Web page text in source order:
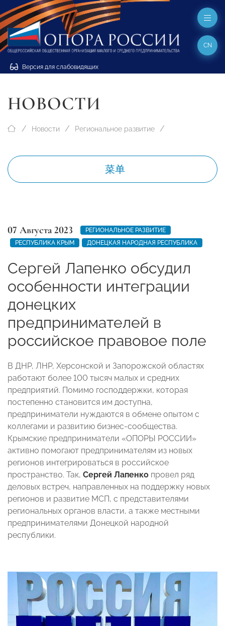
Версия для слабовидящих
CN
НОВОСТИ
Новости Региональное развитие
菜单
07 Августа 2023
РЕГИОНАЛЬНОЕ РАЗВИТИЕ
РЕСПУБЛИКА КРЫМ
ДОНЕЦКАЯ НАРОДНАЯ РЕСПУБЛИКА
Сергей Лапенко обсудил
особенности интеграции
донецких
предпринимателей в
российское правовое поле
В ДНР, ЛНР, Херсонской и Запорожской областях
работают более 100 тысяч малых и средних
предприятий. Помимо господдержки, которая
постепенно становится им доступна,
предприниматели нуждаются в обмене опытом с
коллегами и развитию бизнес-сообщества.
Крымские предприниматели «ОПОРЫ РОССИИ»
активно помогают предпринимателям из новых
регионов интегрироваться в российское
пространство. Так, Сергей Лапенко провел ряд
деловых встреч, направленных на поддержку новых
регионов и развитие МСП, с представителями
региональных органов власти, а также местными
предпринимателями Донецкой народной
республики.